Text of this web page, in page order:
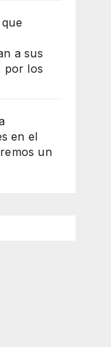
a sus
por los
en el
un